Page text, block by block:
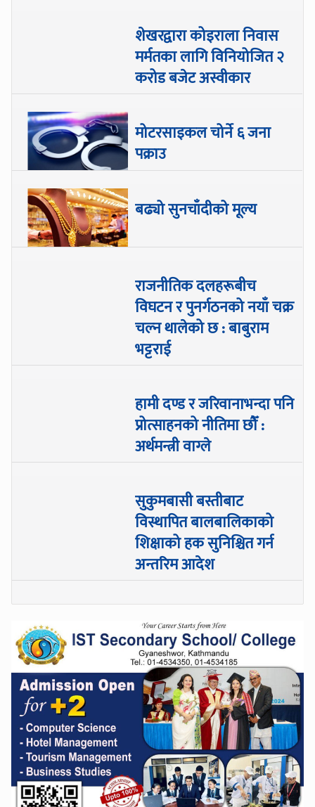
शेखरद्वारा कोइराला निवास
मर्मतका लागि विनियोजित २
करोड बजेट अस्वीकार
मोटरसाइकल चोर्ने ६ जना
पक्राउ
बढ्यो सुनचाँदीको मूल्य
राजनीतिक दलहरूबीच
विघटन र पुनर्गठनको नयाँ चक्र
चल्न थालेको छ : बाबुराम
भट्टराई
हामी दण्ड र जरिवानाभन्दा पनि
प्रोत्साहनको नीतिमा छौँ :
अर्थमन्त्री वाग्ले
सुकुमबासी बस्तीबाट
विस्थापित बालबालिकाको
शिक्षाको हक सुनिश्चित गर्न
अन्तरिम आदेश